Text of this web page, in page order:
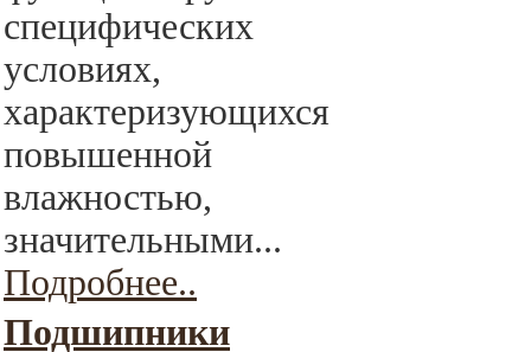
специфических
условиях,
характеризующихся
повышенной
влажностью,
значительными...
Подробнее..
Подшипники